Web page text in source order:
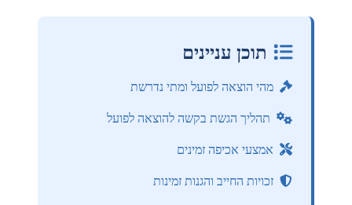
תוכן עניינים
מהי הוצאה לפועל ומתי נדרשת
תהליך הגשת בקשה להוצאה לפועל
אמצעי אכיפה זמינים
זכויות החייב והגנות זמינות